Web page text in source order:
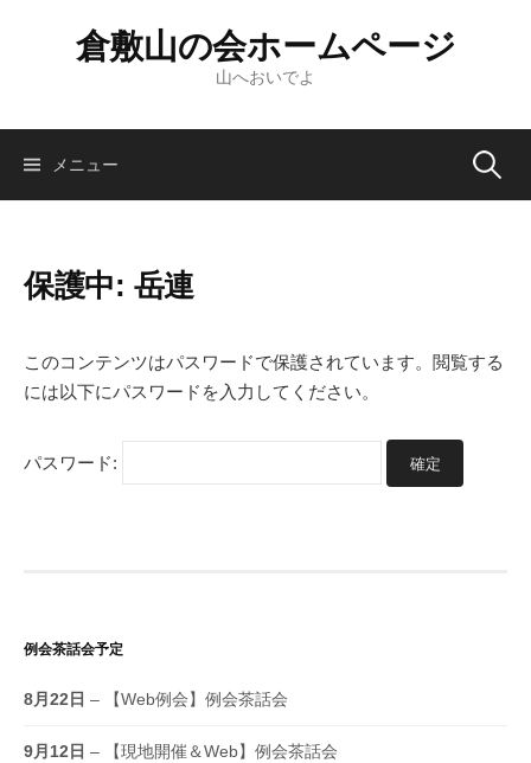
倉敷山の会ホームページ
山へおいでよ
メニュー
保護中: 岳連
このコンテンツはパスワードで保護されています。閲覧する
には以下にパスワードを入力してください。
パスワード:
例会茶話会予定
8月22日 – 【Web例会】例会茶話会
9月12日 – 【現地開催＆Web】例会茶話会